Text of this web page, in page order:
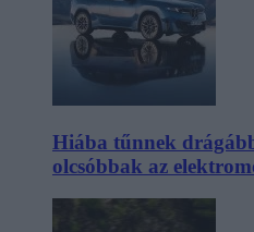
Hiába tűnnek
olcsóbbak az